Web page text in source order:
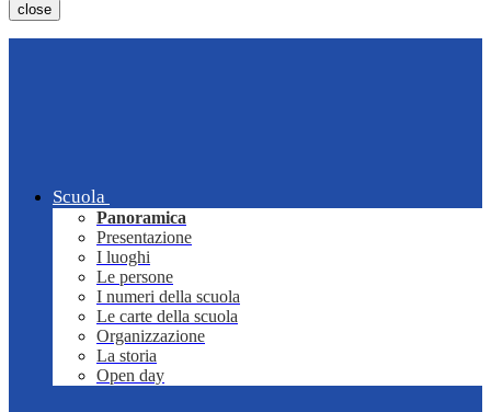
close
Scuola
Panoramica
Presentazione
I luoghi
Le persone
I numeri della scuola
Le carte della scuola
Organizzazione
La storia
Open day